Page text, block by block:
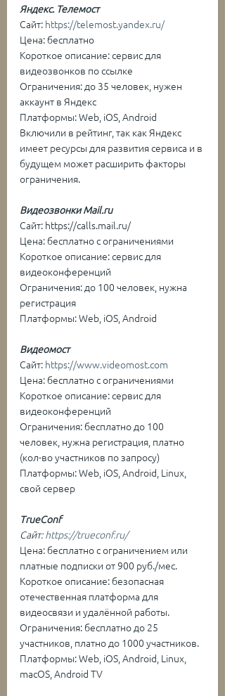
Яндекс. Телемост
Сайт: https://telemost.yandex.ru/
Цена: бесплатно
Короткое описание: сервис для
видеозвонков по ссылке
Ограничения: до 35 человек, нужен
аккаунт в Яндекс
Платформы: Web, iOS, Android
Включили в рейтинг, так как Яндекс
имеет ресурсы для развития сервиса и в
будущем может расширить факторы
ограничения.
Видеозвонки Mail.ru
Сайт: https://calls.mail.ru/
Цена: бесплатно с ограничениями
Короткое описание: сервис для
видеоконференций
Ограничения: до 100 человек, нужна
регистрация
Платформы: Web, iOS, Android
Видеомост
Сайт: https://www.videomost.com
Цена: бесплатно с ограничениями
Короткое описание: сервис для
видеоконференций
Ограничения: бесплатно до 100
человек, нужна регистрация, платно
(кол-во участников по запросу)
Платформы: Web, iOS, Android, Linux,
свой сервер
TrueConf
Сайт: https://trueconf.ru/
Цена: бесплатно с ограничением или
платные подписки от 900 руб./мес.
Короткое описание: безопасная
отечественная платформа для
видеосвязи и удалённой работы.
Ограничения: бесплатно до 25
участников, платно до 1000 участников.
Платформы: Web, iOS, Android, Linux,
macOS, Android TV